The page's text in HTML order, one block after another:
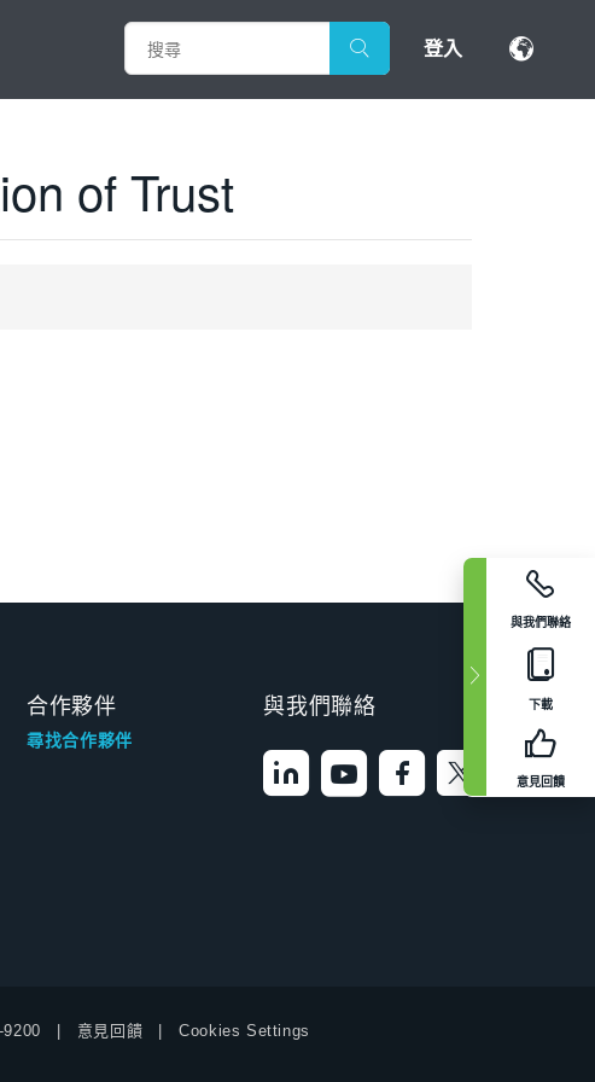
登入
與我們聯絡
下載
意見回饋
of Trust
合作夥伴
尋找合作夥伴
與我們聯絡
9200 意見回饋 Cookies Settings